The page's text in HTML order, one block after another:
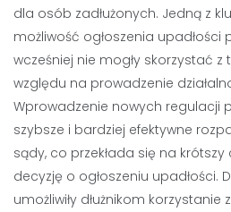
dla osób zadłużonych. Jedną z
możliwość ogłoszenia upadłości
wcześniej nie mogły skorzystać z
względu na prowadzenie
Wprowadzenie nowych regulacji
szybsze i bardziej efektywne
sądy, co przekłada się na
decyzję o ogłoszeniu upadłości.
umożliwiły dłużnikom korzystanie